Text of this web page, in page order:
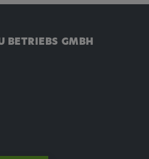
BETRIEBS GMBH